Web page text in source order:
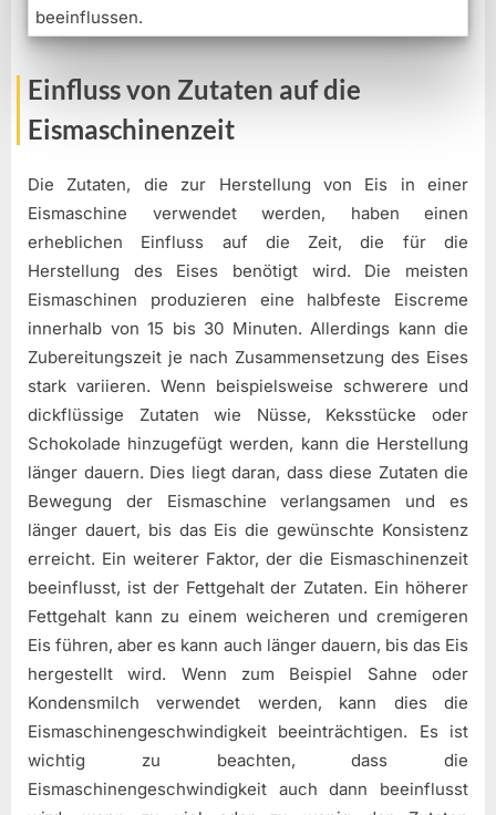
beeinflussen.
Einfluss von Zutaten auf die
Eismaschinenzeit
Die Zutaten, die zur Herstellung von Eis in einer
Eismaschine verwendet werden, haben einen
erheblichen Einfluss auf die Zeit, die für die
Herstellung des Eises benötigt wird. Die meisten
Eismaschinen produzieren eine halbfeste Eiscreme
innerhalb von 15 bis 30 Minuten. Allerdings kann die
Zubereitungszeit je nach Zusammensetzung des Eises
stark variieren. Wenn beispielsweise schwerere und
dickflüssige Zutaten wie Nüsse, Keksstücke oder
Schokolade hinzugefügt werden, kann die Herstellung
länger dauern. Dies liegt daran, dass diese Zutaten die
Bewegung der Eismaschine verlangsamen und es
länger dauert, bis das Eis die gewünschte Konsistenz
erreicht. Ein weiterer Faktor, der die Eismaschinenzeit
beeinflusst, ist der Fettgehalt der Zutaten. Ein höherer
Fettgehalt kann zu einem weicheren und cremigeren
Eis führen, aber es kann auch länger dauern, bis das Eis
hergestellt wird. Wenn zum Beispiel Sahne oder
Kondensmilch verwendet werden, kann dies die
Eismaschinengeschwindigkeit beeinträchtigen. Es ist
wichtig zu beachten, dass die
Eismaschinengeschwindigkeit auch dann beeinflusst